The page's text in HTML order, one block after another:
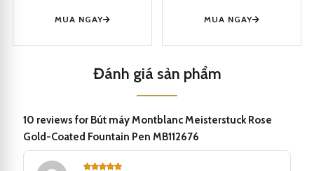
Bút máy Montblanc Meisterstuck Rose Gold-Coated Fountain
Pen MB112676
MUA NGAY MUA NGAY
Đánh giá sản phẩm
10 reviews for Bút máy Montblanc Meisterstuck Rose
Gold-Coated Fountain Pen MB112676